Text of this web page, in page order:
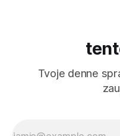
Tvoje denne